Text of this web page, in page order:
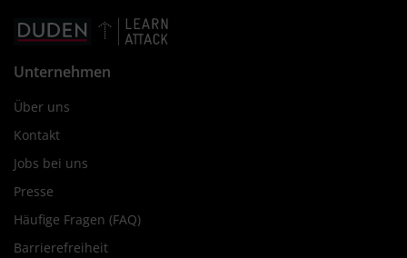
Unternehmen
Über uns
Kontakt
Jobs bei uns
Presse
Häufige Fragen (FAQ)
Barrierefreiheit